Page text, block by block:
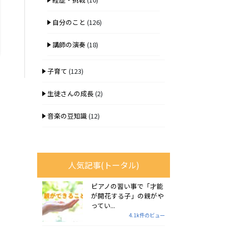
自分のこと (126)
講師の演奏(18)
子育て (123)
生徒さんの成長(2)
音楽の豆知識(12)
人気記事(トータル)
ピアノの習い事で「才能
が開花する子」の親がや
ってい...
4.1k件のビュー